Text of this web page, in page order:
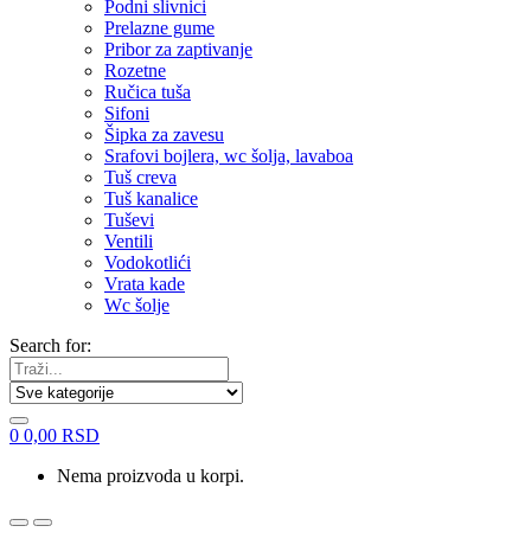
Podni slivnici
Prelazne gume
Pribor za zaptivanje
Rozetne
Ručica tuša
Sifoni
Šipka za zavesu
Srafovi bojlera, wc šolja, lavaboa
Tuš creva
Tuš kanalice
Tuševi
Ventili
Vodokotlići
Vrata kade
Wc šolje
Search for:
0 0,00 RSD
Nema proizvoda u korpi.